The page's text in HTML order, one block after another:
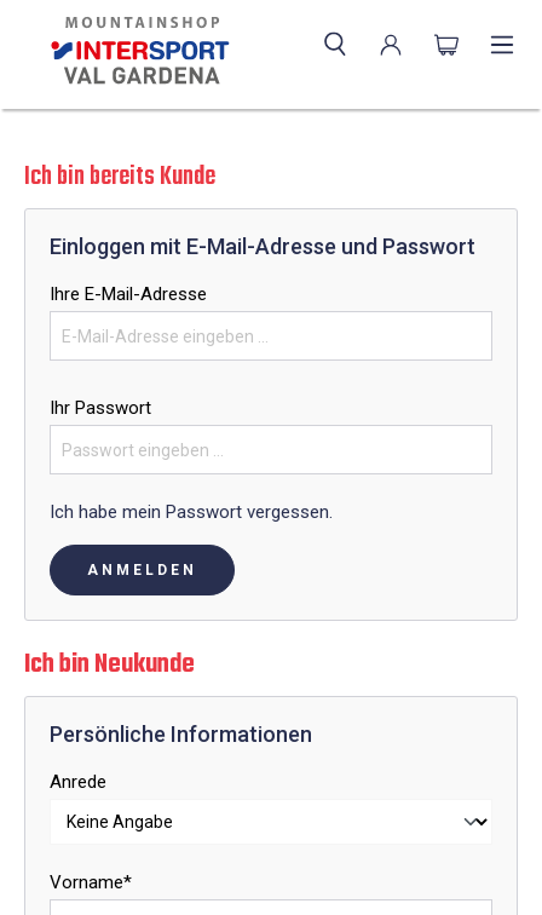
Ich bin bereits Kunde
Einloggen mit E-Mail-Adresse und Passwort
Ihre E-Mail-Adresse
Ihr Passwort
Ich habe mein Passwort vergessen.
ANMELDEN
Ich bin Neukunde
Persönliche Informationen
Anrede
Vorname*